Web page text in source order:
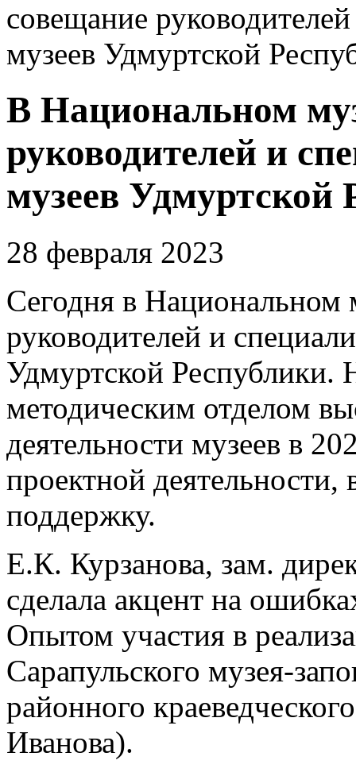
совещание
музеев Удмуртской
В Национальном
руководителей и
музеев Удмуртской
28 февраля 2023
Сегодня в Национальном
руководителей и
Удмуртской
методическим отделом
деятельности музеев в
проектной
поддержку.
Е.К. Курзанова, зам.
сделала акцент на
Опытом участия в
Сарапульского музея-
районного
Иванова).